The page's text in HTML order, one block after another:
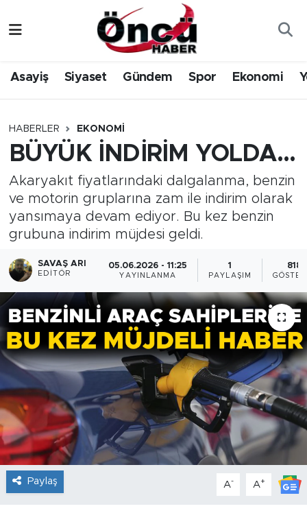
Asayiş Siyaset Gündem Spor Ekonomi
HABERLER EKONOMI
BÜYÜK İNDİRİM YOLDA…
Akaryakıt fiyatlarındaki dalgalanma, benzin
ve motorin gruplarına zam ile indirim olarak
yansımaya devam ediyor. Bu kez benzin
grubuna indirim müjdesi geldi.
SAVAŞ ARI
EDITÖR
05.06.2026 - 11:25
YAYINLANMA
1
PAYLAŞIM
818
Paylaş A- A+
Gündem
Sağlık & Çevre
Spor
Siyaset
Yerel Haber
Öncü Radyo Dinle
Öncü TV İzle
Düzce Nöbetçi Eczaneler
Düzce Hava Durumu
Düzce Namaz Vakitleri
Düzce Trafik Yoğunluk Haritası
Süper Lig Puan Durumu ve Fikstür
Tüm Manşetler
Son Dakika Haberleri
Haber Arşivi